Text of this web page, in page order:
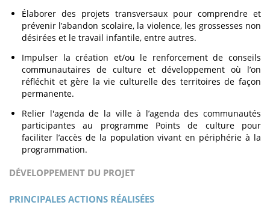
Élaborer des projets transversaux pour comprendre et
prévenir l’abandon scolaire, la violence, les grossesses non
désirées et le travail infantile, entre autres.
Impulser la création et/ou le renforcement de conseils
communautaires de culture et développement où l’on
réfléchit et gère la vie culturelle des territoires de façon
permanente.
Relier l'agenda de la ville à l’agenda des communautés
participantes au programme Points de culture pour
faciliter l’accès de la population vivant en périphérie à la
programmation.
DÉVELOPPEMENT DU PROJET
PRINCIPALES ACTIONS RÉALISÉES